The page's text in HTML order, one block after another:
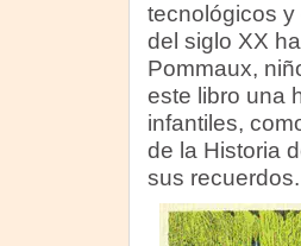
tecnológicos
del siglo XX
Pommaux,
este libro una
infantiles,
de la Historia
sus recuerdos.